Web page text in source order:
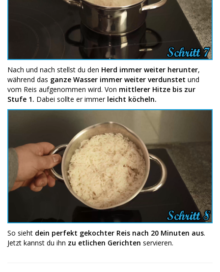
Nach und nach stellst du den Herd immer weiter herunter,
während das ganze Wasser immer weiter verdunstet und
vom Reis aufgenommen wird. Von mittlerer Hitze bis zur
Stufe 1. Dabei sollte er immer leicht köcheln.
So sieht dein perfekt gekochter Reis nach 20 Minuten aus.
Jetzt kannst du ihn zu etlichen Gerichten servieren.